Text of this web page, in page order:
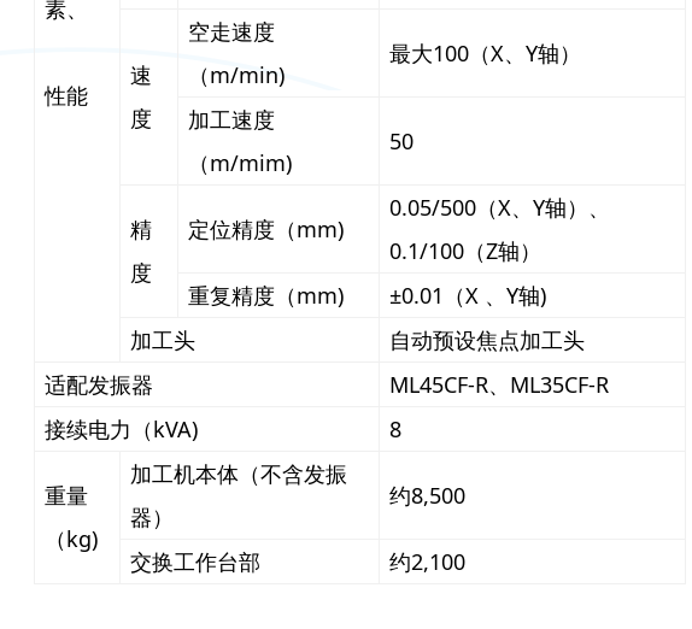
素、
性能
速
度
空走速度
（m/min)
最大100（X、Y轴）
加工速度
（m/mim)
50
精
度
定位精度（mm)
0.05/500（X、Y轴）、
0.1/100（Z轴）
重复精度（mm)
±0.01（X 、Y轴)
加工头
自动预设焦点加工头
适配发振器
ML45CF-R、ML35CF-R
接续电力（kVA)
8
重量
（kg)
加工机本体（不含发振
器）
约8,500
交换工作台部 约2,100